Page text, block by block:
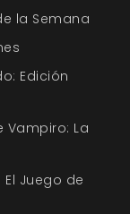
la Semana
Edición
Vampiro: La
Juego de